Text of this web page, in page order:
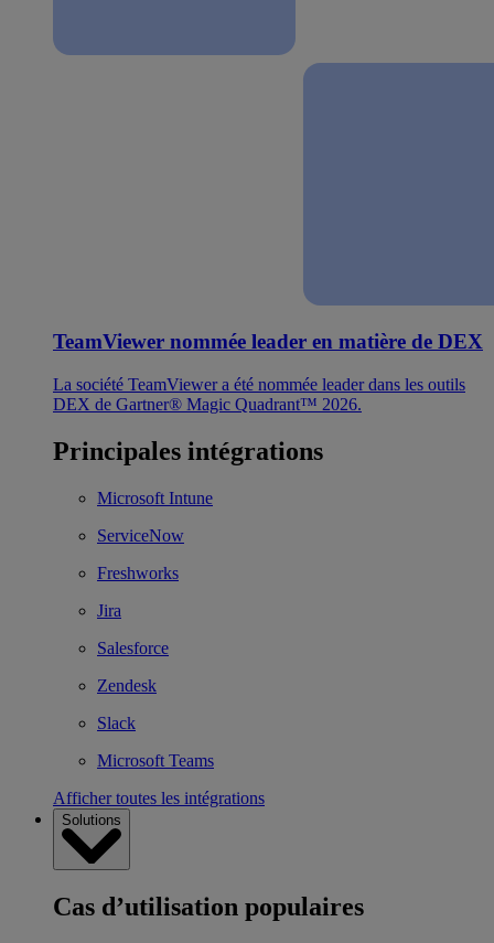
TeamViewer nommée leader en matière de DEX
La société TeamViewer a été nommée leader dans les outils
DEX de Gartner® Magic Quadrant™ 2026.
Principales intégrations
Microsoft Intune
ServiceNow
Freshworks
Jira
Salesforce
Zendesk
Slack
Microsoft Teams
Afficher toutes les intégrations
Solutions
Cas d’utilisation populaires